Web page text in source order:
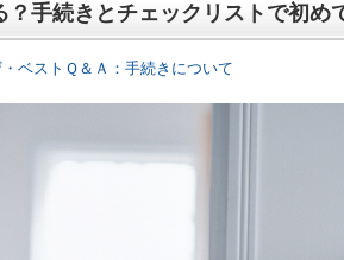
手続きとチェックリストで初め
ベストＱ＆Ａ：手続きについて